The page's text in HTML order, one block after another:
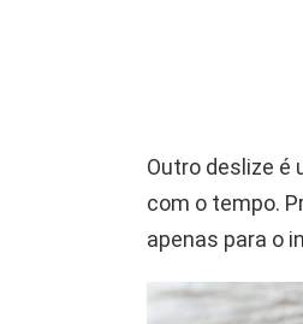
Outro deslize é
com o tempo.
apenas para o